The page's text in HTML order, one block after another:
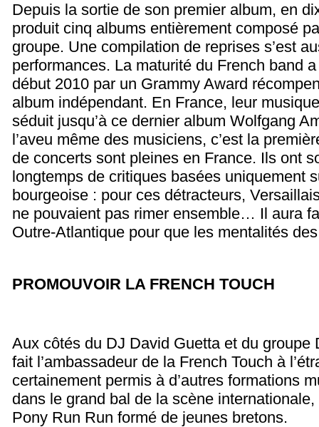
Depuis la sortie de son premier album, en
produit cinq albums entièrement composé
groupe. Une compilation de reprises s’est
performances. La maturité du French band
début 2010 par un Grammy Award
album indépendant. En France, leur
séduit jusqu’à ce dernier album Wolfgang
l’aveu même des musiciens, c’est la
de concerts sont pleines en France. Ils ont
longtemps de critiques basées uniquement
bourgeoise : pour ces détracteurs,
ne pouvaient pas rimer ensemble… Il aura
Outre-Atlantique pour que les mentalités
PROMOUVOIR LA FRENCH TOUCH
Aux côtés du DJ David Guetta et du groupe
fait l’ambassadeur de la French Touch à
certainement permis à d’autres formations
dans le grand bal de la scène internationale,
Pony Run Run formé de jeunes bretons.